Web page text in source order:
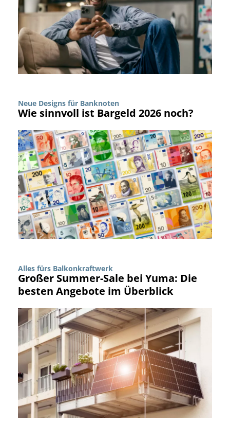
Neue Designs für Banknoten
Wie sinnvoll ist Bargeld 2026 noch?
Alles fürs Balkonkraftwerk
Großer Summer-Sale bei Yuma: Die
besten Angebote im Überblick